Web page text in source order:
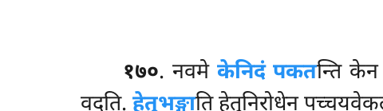
१७०. नवमे केनिदं पकतन्ति
वदति. हेतुभङ्गाति हेतुनिरोधेन